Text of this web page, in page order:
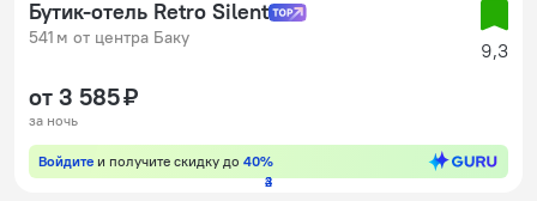
Бутик-отель Retro Silent
541 м от центра Баку
9,3
от 3 585 ₽
за ночь
Войдите и получите скидку до 40%
2
3
4